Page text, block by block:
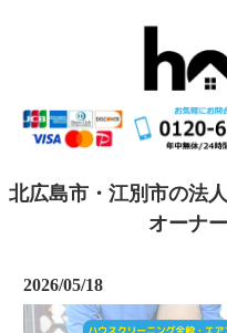
北広島市・江別市の法
オーナ
2026/05/18